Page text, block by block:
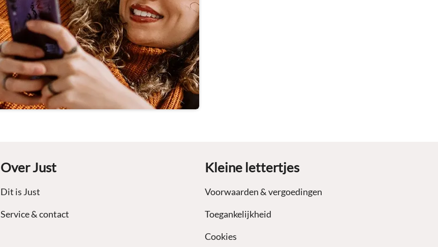
Over Just
Dit is Just
Service & contact
Kleine lettertjes
Voorwaarden & vergoedingen
Toegankelijkheid
Cookies